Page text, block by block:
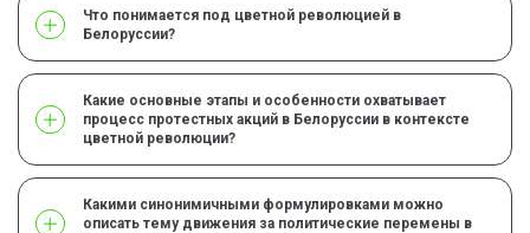
Что понимается под цветной революцией в
Белоруссии?
Какие основные этапы и особенности охватывает
процесс протестных акций в Белоруссии в контексте
цветной революции?
Какими синонимичными формулировками можно
описать тему движения за политические перемены в